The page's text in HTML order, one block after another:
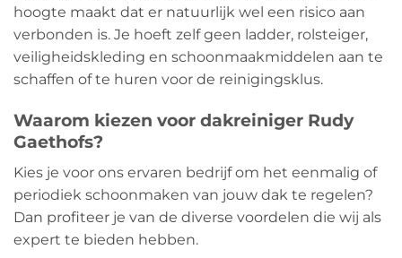
hoogte maakt dat er natuurlijk wel een risico aan
verbonden is. Je hoeft zelf geen ladder, rolsteiger,
veiligheidskleding en schoonmaakmiddelen aan te
schaffen of te huren voor de reinigingsklus.
Waarom kiezen voor dakreiniger Rudy
Gaethofs?
Kies je voor ons ervaren bedrijf om het eenmalig of
periodiek schoonmaken van jouw dak te regelen?
Dan profiteer je van de diverse voordelen die wij als
expert te bieden hebben.